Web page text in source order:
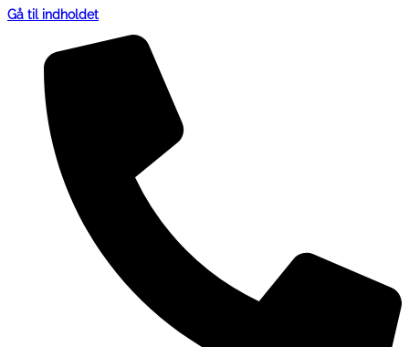
Gå til indholdet